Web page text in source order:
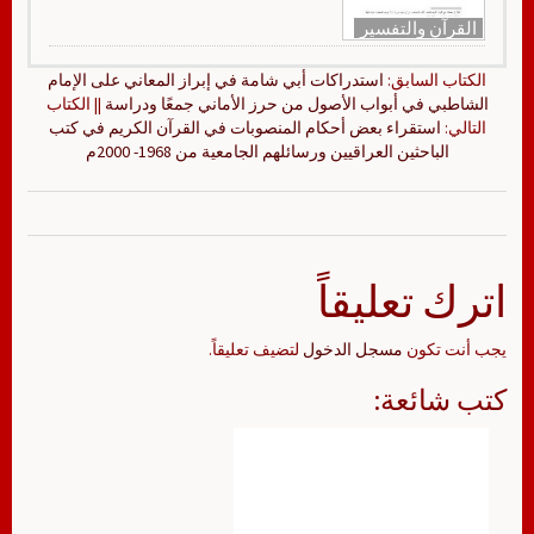
القرآن والتفسير
الكتاب السابق: استدراكات أبي شامة في إبراز المعاني على الإمام
الشاطبي في أبواب الأصول من حرز الأماني جمعًا ودراسة || الكتاب
التالي: استقراء بعض أحكام المنصوبات في القرآن الكريم في كتب
الباحثين العراقيين ورسائلهم الجامعية من 1968- 2000م
اترك تعليقاً
يجب أنت تكون مسجل الدخول لتضيف تعليقاً.
كتب شائعة: